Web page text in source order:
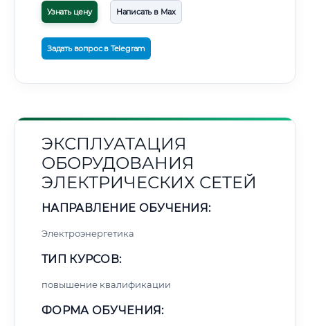
Узнать цену Написать в Max
Задать вопрос в Telegram
ЭКСПЛУАТАЦИЯ
ОБОРУДОВАНИЯ
ЭЛЕКТРИЧЕСКИХ СЕТЕЙ
НАПРАВЛЕНИЕ ОБУЧЕНИЯ:
Электроэнергетика
ТИП КУРСОВ:
повышение квалификации
ФОРМА ОБУЧЕНИЯ: